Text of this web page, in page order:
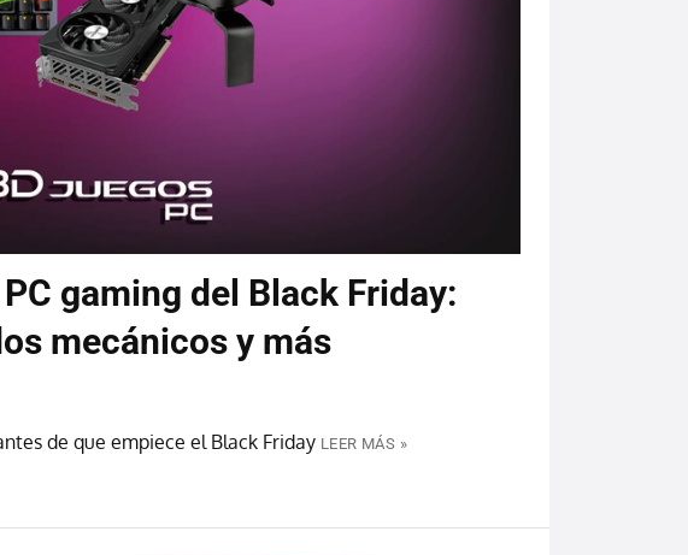
gaming del Black Friday:
mecánicos y más
de que empiece el Black Friday LEER MÁS »